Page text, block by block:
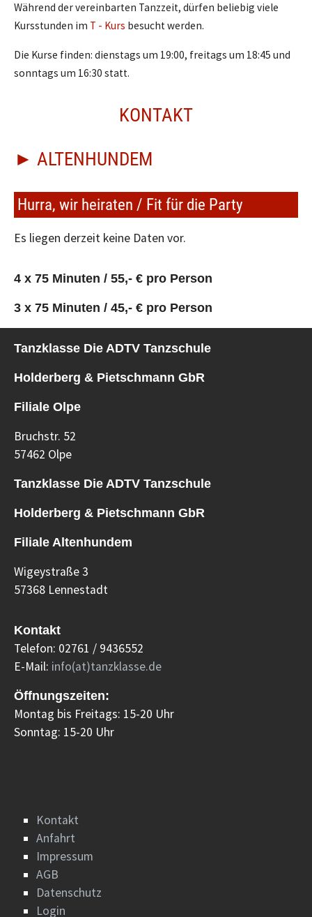
Während der vereinbarten Tanzzeit, dürfen beliebig viele
Kursstunden im T - Kurs besucht werden.
Die Kurse finden: dienstags um 19:00, freitags um 18:45 und
sonntags um 16:30 statt.
KONTAKT
► ALTENHUNDEM
Hurra, wir heiraten / Fit für die Party
Es liegen derzeit keine Daten vor.
4 x 75 Minuten / 55,- € pro Person
3 x 75 Minuten / 45,- € pro Person
Tanzklasse Die ADTV Tanzschule
Holderberg & Pietschmann GbR
Filiale Olpe
Bruchstr. 52
57462 Olpe
Tanzklasse Die ADTV Tanzschule
Holderberg & Pietschmann GbR
Filiale Altenhundem
Wigeystraße 3
57368 Lennestadt
Kontakt
Telefon: 02761 / 9436552
E-Mail: info(at)tanzklasse.de
Öffnungszeiten:
Montag bis Freitags: 15-20 Uhr
Sonntag: 15-20 Uhr
Kontakt
Anfahrt
Impressum
AGB
Datenschutz
Login